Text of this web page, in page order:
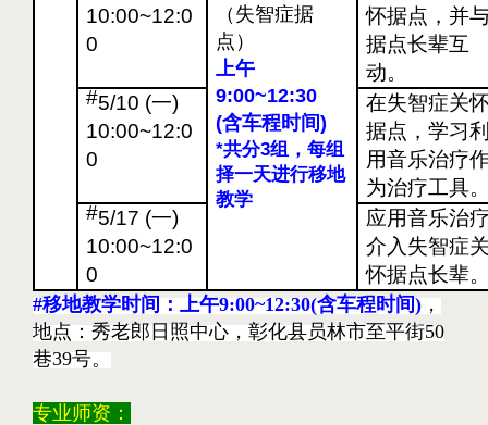
10:00~12:0
0
（失智症据
点）
上午
9:00~12:30
(含车程时间)
*共分3组，每组
择一天进行移地
教学
怀据点，并
据点长辈互
动。
#5/10 (一)
10:00~12:0
0
在失智症关
据点，学习
用音乐治疗
为治疗工具
#5/17 (一)
10:00~12:0
0
应用音乐治
介入失智症
怀据点长辈
#移地教学时间：上午9:00~12:30(含车程时间) ，
地点：秀老郎日照中心，彰化县员林市至平街50
巷39号。
专业师资：